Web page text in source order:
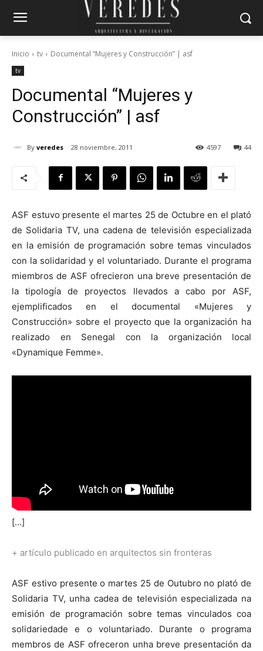
Inicio tv Documental “Mujeres y Construcción” | asf
tv
Documental “Mujeres y
Construcción” | asf
By veredes 28 noviembre, 2011 44
4597
ASF estuvo presente el martes 25 de Octubre en el plató
de Solidaria TV, una cadena de televisión especializada
en la emisión de programación sobre temas vinculados
con la solidaridad y el voluntariado. Durante el programa
miembros de ASF ofrecieron una breve presentación de
la tipología de proyectos llevados a cabo por ASF,
ejemplificados en el documental «Mujeres y
Construcción» sobre el proyecto que la organización ha
realizado en Senegal con la organización local
«Dynamique Femme».
[…]
+ artículo publicado en arquitectos sin fronteras
ASF estivo presente o martes 25 de Outubro no plató de
Solidaria TV, unha cadea de televisión especializada na
emisión de programación sobre temas vinculados coa
solidariedade e o voluntariado. Durante o programa
membros de ASF ofreceron unha breve presentación da